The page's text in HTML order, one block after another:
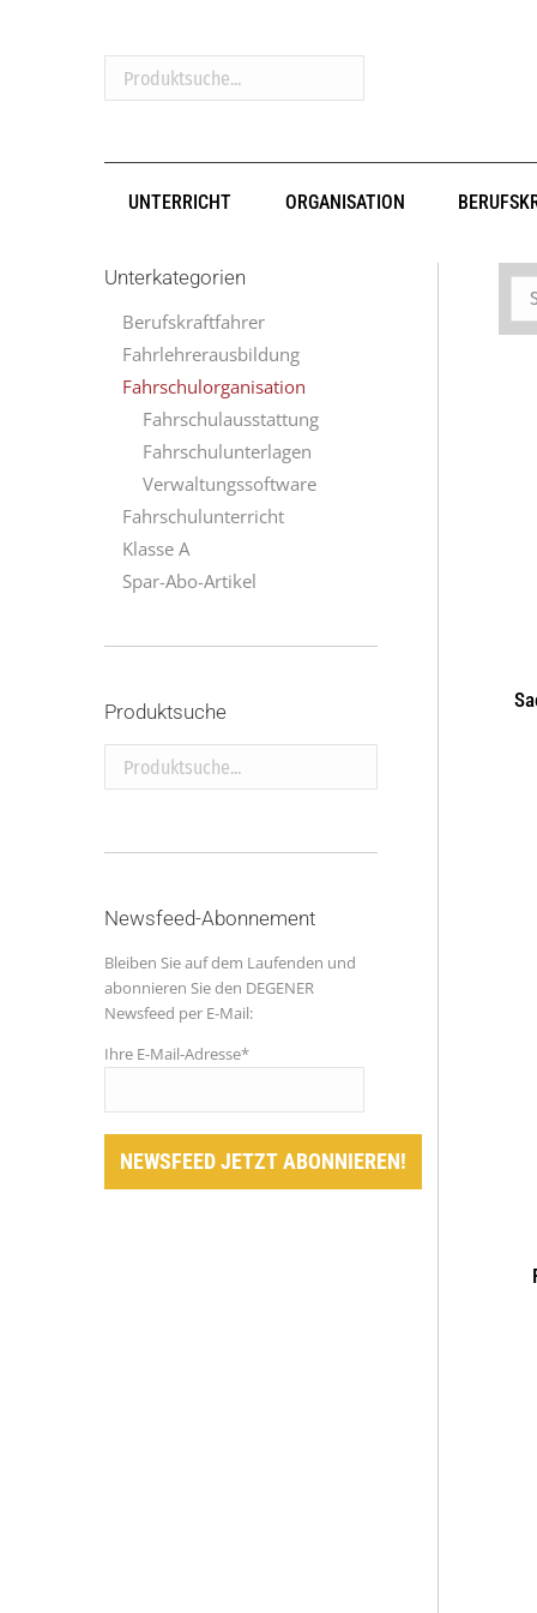
Produktsuche...
UNTERRICHT ORGANISATION
Unterkategorien
Berufskraftfahrer
Fahrlehrerausbildung
Fahrschulorganisation
Fahrschulausstattung
Fahrschulunterlagen
Verwaltungssoftware
Fahrschulunterricht
Klasse A
Spar-Abo-Artikel
Produktsuche
Produktsuche...
Newsfeed-Abonnement
Bleiben Sie auf dem Laufenden und
abonnieren Sie den DEGENER
Newsfeed per E-Mail:
Ihre E-Mail-Adresse*